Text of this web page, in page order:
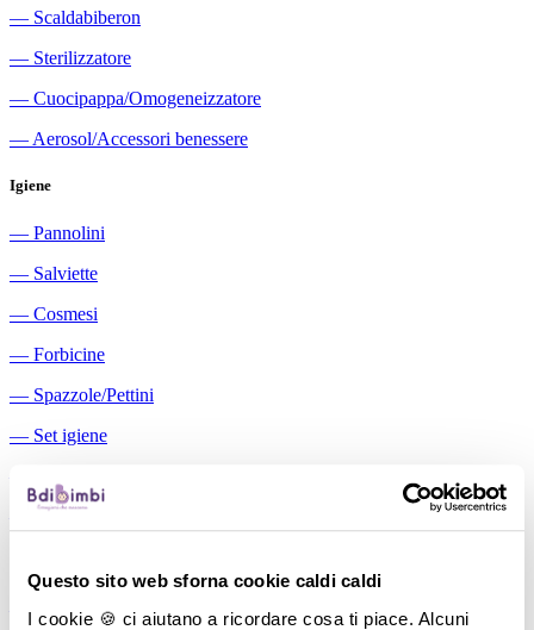
Questo sito web sforna cookie caldi caldi
I cookie 🍪 ci aiutano a ricordare cosa ti piace. Alcuni
― Scaldabiberon
― Sterilizzatore
― Cuocipappa/Omogeneizzatore
― Aerosol/Accessori benessere
Igiene
― Pannolini
― Salviette
― Cosmesi
― Forbicine
― Spazzole/Pettini
― Set igiene
Aspiratori nasali manuali
―
Cuscini allattamento